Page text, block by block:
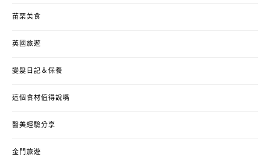
苗栗美食
英國旅遊
變髮日記＆保養
這個食材值得說嘴
醫美經驗分享
金門旅遊